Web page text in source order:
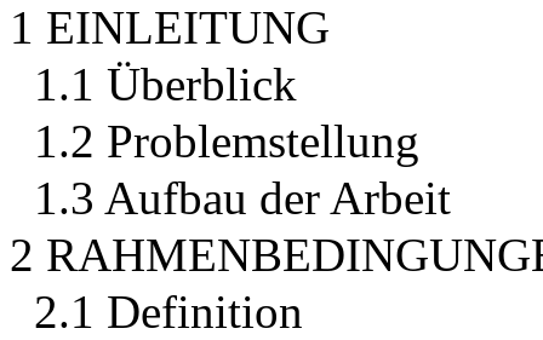
1 EINLEITUNG
1.1 Überblick
1.2 Problemstellung
1.3 Aufbau der Arbeit
2
2.1 Definition